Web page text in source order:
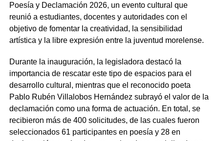
Poesía y Declamación 2026, un evento cultural que
reunió a estudiantes, docentes y autoridades con el
objetivo de fomentar la creatividad, la sensibilidad
artística y la libre expresión entre la juventud morelense.
Durante la inauguración, la legisladora destacó la
importancia de rescatar este tipo de espacios para el
desarrollo cultural, mientras que el reconocido poeta
Pablo Rubén Villalobos Hernández subrayó el valor de la
declamación como una forma de actuación. En total, se
recibieron más de 400 solicitudes, de las cuales fueron
seleccionados 61 participantes en poesía y 28 en